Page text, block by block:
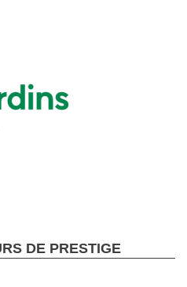
DE PRESTIGE